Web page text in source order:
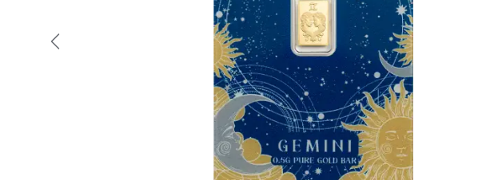
Précédent